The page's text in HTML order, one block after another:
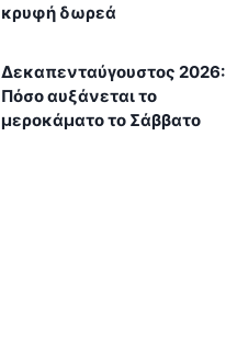
κρυφή δωρεά
Δεκαπενταύγουστος 2026:
Πόσο αυξάνεται το
μεροκάματο το Σάββατο